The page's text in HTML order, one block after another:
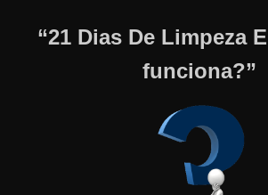
“21 Dias De Limpeza
funciona?”